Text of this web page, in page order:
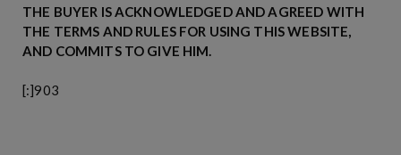
THE BUYER IS ACKNOWLEDGED AND AGREED WITH
THE TERMS AND RULES FOR USING THIS WEBSITE,
AND COMMITS TO GIVE HIM.
[:]903